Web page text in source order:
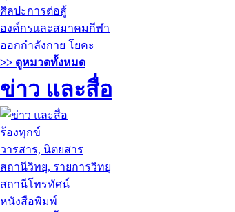
ศิลปะการต่อสู้
องค์กรและสมาคมกีฬา
ออกกำลังกาย โยคะ
>> ดูหมวดทั้งหมด
ข่าว และสื่อ
ร้องทุกข์
วารสาร, นิตยสาร
สถานีวิทยุ, รายการวิทยุ
สถานีโทรทัศน์
หนังสือพิมพ์